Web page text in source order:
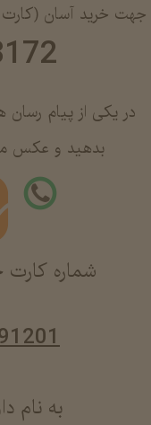
جهت خرید آسان (کارت
در یکی از پیام رسان
بدهید و عکس
شماره
به نام